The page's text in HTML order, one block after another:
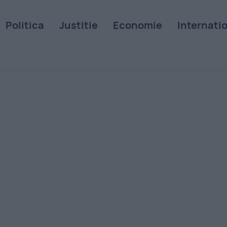
Politica Justitie Economie